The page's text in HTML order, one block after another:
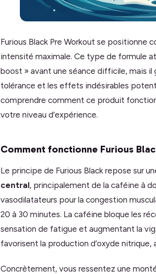
Furious Black Pre Workout se
intensité maximale. Ce type de formule
boost » avant une séance difficile, mais
tolérance et les effets indésirables
comprendre comment ce produit
votre niveau d’expérience.
Comment fonctionne Furious
Le principe de Furious Black repose sur
central, principalement de la caféine à
vasodilatateurs pour la congestion
20 à 30 minutes. La caféine bloque les
sensation de fatigue et augmentant la
favorisent la production d’oxyde nitrique,
Concrètement, vous ressentez une